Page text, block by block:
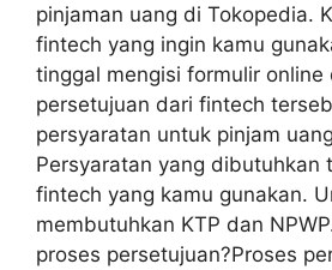
pinjaman uang di Tokopedia.
fintech yang ingin kamu
tinggal mengisi formulir online
persetujuan dari fintech
persyaratan untuk pinjam
Persyaratan yang dibutuhkan
fintech yang kamu gunakan.
membutuhkan KTP dan
proses persetujuan?Proses